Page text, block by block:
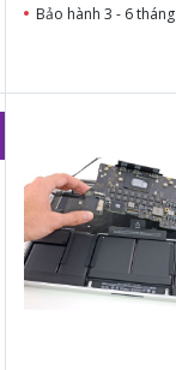
Bảo hành 3 - 6 tháng